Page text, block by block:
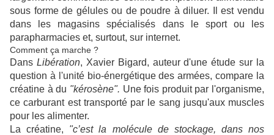
sous forme de gélules ou de poudre à diluer. Il est vendu
dans les magasins spécialisés dans le sport ou les
parapharmacies et, surtout, sur internet.
Comment ça marche ?
Dans Libération, Xavier Bigard, auteur d'une étude sur la
question à l'unité bio-énergétique des armées, compare la
créatine à du "kérosène". Une fois produit par l'organisme,
ce carburant est transporté par le sang jusqu'aux muscles
pour les alimenter.
La créatine, "c’est la molécule de stockage, dans nos